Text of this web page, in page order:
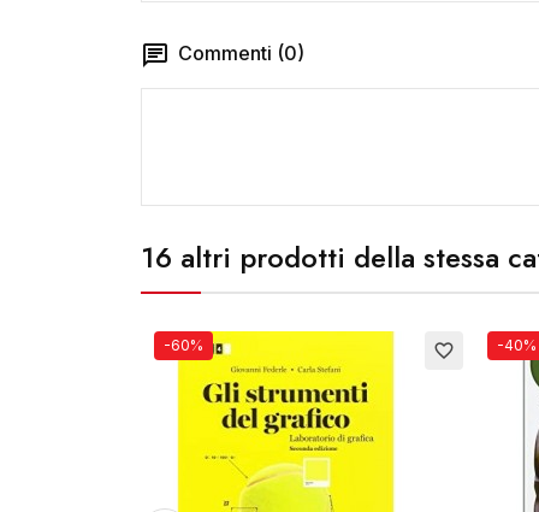
Commenti (0)
16 altri prodotti della stessa
favorite_border
-60% -40%